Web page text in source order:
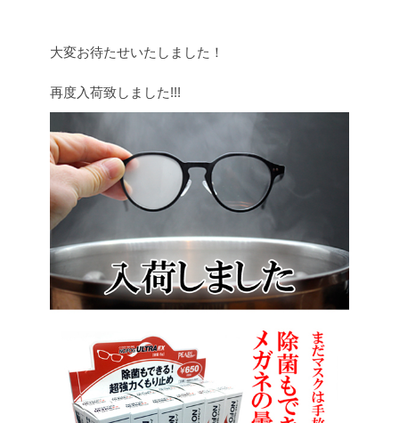
大変お待たせいたしました！
再度入荷致しました!!!